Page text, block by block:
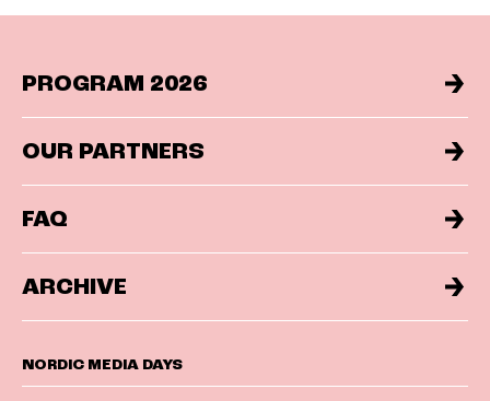
PROGRAM 2026
OUR PARTNERS
FAQ
ARCHIVE
NORDIC MEDIA DAYS